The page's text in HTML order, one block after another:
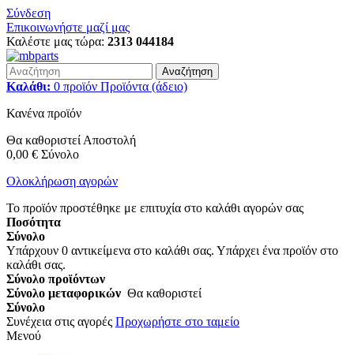
Σύνδεση
Επικοινωνήστε μαζί μας
Καλέστε μας τώρα: 2313 044184
Αναζήτηση
Καλάθι: 0 προϊόν Προϊόντα (άδειο)
Κανένα προϊόν
Θα καθοριστεί Αποστολή
0,00 € Σύνολο
Ολοκλήρωση αγορών
Το προϊόν προστέθηκε με επιτυχία στο καλάθι αγορών σας
Ποσότητα
Σύνολο
Υπάρχουν 0 αντικείμενα στο καλάθι σας. Υπάρχει ένα προϊόν στο
καλάθι σας.
Σύνολο προϊόντων
Σύνολο μεταφορικών Θα καθοριστεί
Σύνολο
Συνέχεια στις αγορές Προχωρήστε στο ταμείο
Μενού